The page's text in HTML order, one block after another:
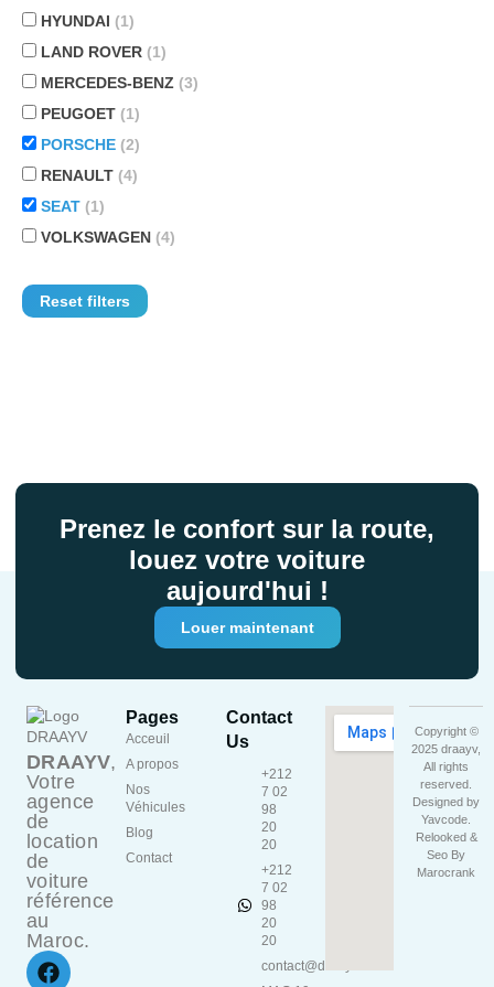
HYUNDAI (1)
LAND ROVER (1)
MERCEDES-BENZ (3)
PEUGOET (1)
PORSCHE (2)
RENAULT (4)
SEAT (1)
VOLKSWAGEN (4)
Reset filters
Prenez le confort sur la route,
louez votre voiture
aujourd'hui !
Louer maintenant
DRAAYV,
Votre
agence
de
location
de
voiture
référence
au
Maroc.
Pages
Acceuil
A propos
Nos
Véhicules
Blog
Contact
Contact
Us
+212
7 02
98
20
20
+212
7 02
98
20
20
contact@draayv.ma
Copyright ©
2025 draayv,
All rights
reserved.
Designed by
Yavcode
Relooked &
Seo By
Marocrank